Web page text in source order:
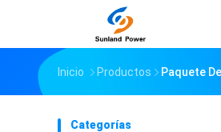
Inicio Productos Paquete
Categorías